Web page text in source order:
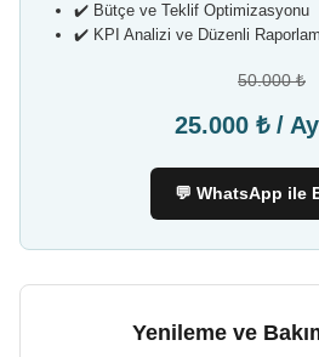
✔️ Bütçe ve Teklif Optimizasyonu
✔️ KPI Analizi ve Düzenli
50.000 ₺
25.000 ₺ / Ay
💬 WhatsApp ile
Yenileme ve